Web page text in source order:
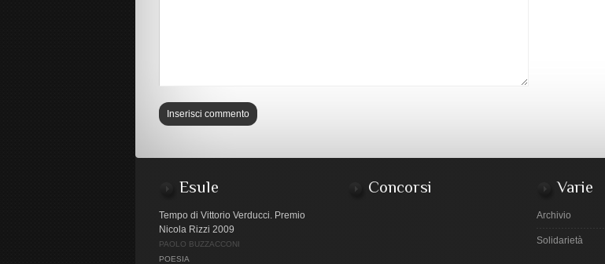
Esule
Tempo di Vittorio Verducci. Premio
Nicola Rizzi 2009
PAOLO BUZZACCONI
POESIA
Concorsi Varie
Archivio
Solidarietà